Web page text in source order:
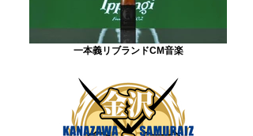
一本義リブランドCM音楽